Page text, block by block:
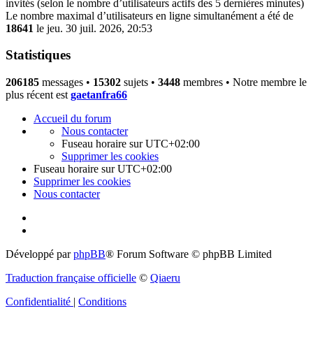
invités (selon le nombre d’utilisateurs actifs des 5 dernières minutes)
Le nombre maximal d’utilisateurs en ligne simultanément a été de
18641 le jeu. 30 juil. 2026, 20:53
Statistiques
206185 messages • 15302 sujets • 3448 membres • Notre membre le
plus récent est gaetanfra66
Accueil du forum
Nous contacter
Fuseau horaire surUTC+02:00
Supprimer les cookies
Fuseau horaire surUTC+02:00
Supprimer les cookies
Nous contacter
Développé parphpBB® Forum Software © phpBB Limited
Traduction française officielle © Qiaeru
Confidentialité | Conditions